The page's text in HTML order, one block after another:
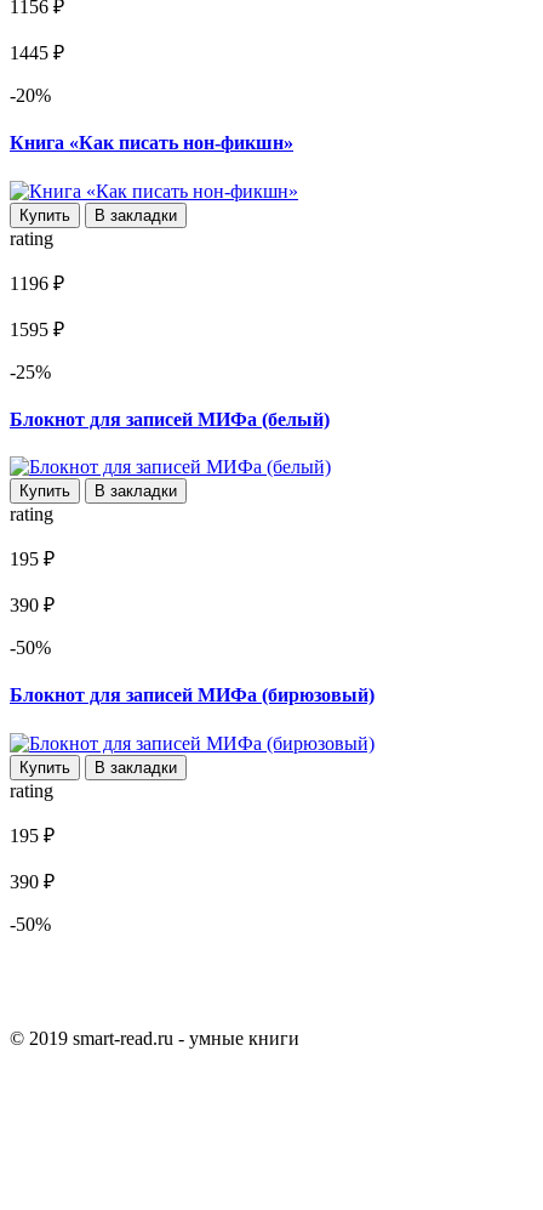
1156 ₽
1445 ₽
-20%
Книга «Как писать нон-фикшн»
Купить В закладки
rating
1196 ₽
1595 ₽
-25%
Блокнот для записей МИФа (белый)
Купить В закладки
rating
195 ₽
390 ₽
-50%
Блокнот для записей МИФа (бирюзовый)
Купить В закладки
rating
195 ₽
390 ₽
-50%
© 2019 smart-read.ru - умные книги